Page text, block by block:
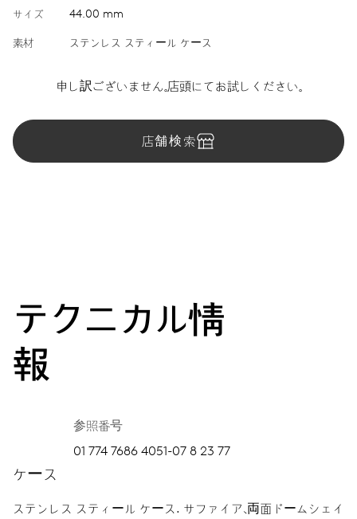
サイズ 44.00 mm
素材 ステンレス スティール ケース
申し訳ございません。店頭にてお試しください。
店舗検索
テクニカル情
報
参照番号
01 774 7686 4051-07 8 23 77
ケース
ステンレス スティール ケース. サファイア、両面ドームシェイ